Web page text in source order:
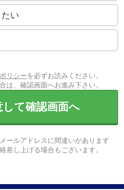
い
リシーを必ずお読みください。
は、確認画面へお進み下さい。
て確認画面へ
ールアドレスに間違いがあります
差し上げる場合もございます。